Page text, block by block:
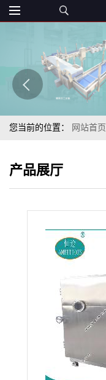
您当前的位置： 网站首页
产品展厅